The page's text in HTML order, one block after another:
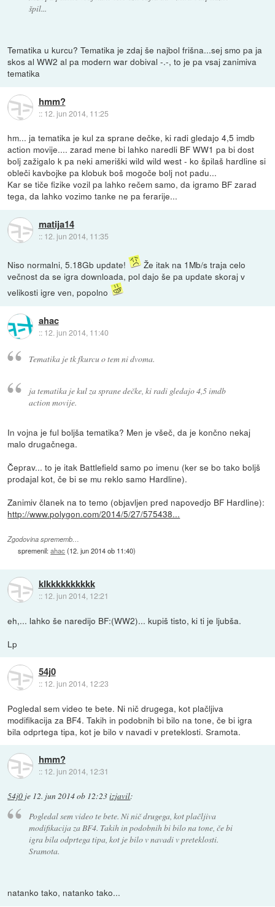
špil...
Tematika u kurcu? Tematika je zdaj še najbol frišna...sej smo pa ja
skos al WW2 al pa modern war dobival -.-, to je pa vsaj zanimiva
tematika
hmm?
:: 12. jun 2014, 11:25
hm... ja tematika je kul za sprane dečke, ki radi gledajo 4,5 imdb
action movije.... zarad mene bi lahko naredli BF WW1 pa bi dost
bolj zažigalo k pa neki ameriški wild wild west - ko špilaš hardline si
obleči kavbojke pa klobuk boš mogoče bolj not padu...
Kar se tiče fizike vozil pa lahko rečem samo, da igramo BF zarad
tega, da lahko vozimo tanke ne pa ferarije...
matija14
:: 12. jun 2014, 11:35
Niso normalni, 5.18Gb update!
Že itak na 1Mb/s traja celo
večnost da se igra downloada, pol dajo še pa update skoraj v
velikosti igre ven, popolno
ahac
:: 12. jun 2014, 11:40
Tematika je tk fkurcu o tem ni dvoma.
ja tematika je kul za sprane dečke, ki radi gledajo 4,5 imdb
action movije.
In vojna je ful boljša tematika? Men je všeč, da je končno nekaj
malo drugačnega.
Čeprav... to je itak Battlefield samo po imenu (ker se bo tako boljš
prodajal kot, če bi se mu reklo samo Hardline).
Zanimiv članek na to temo (objavljen pred napovedjo BF Hardline):
http://www.polygon.com/2014/5/27/575438...
Zgodovina sprememb…
spremenil:ahac (12. jun 2014 ob 11:40)
klkkkkkkkkkk
:: 12. jun 2014, 12:21
eh,... lahko še naredijo BF:(WW2)... kupiš tisto, ki ti je ljubša.
Lp
54j0
:: 12. jun 2014, 12:23
Pogledal sem video te bete. Ni nič drugega, kot plačljiva
modifikacija za BF4. Takih in podobnih bi bilo na tone, če bi igra
bila odprtega tipa, kot je bilo v navadi v preteklosti. Sramota.
hmm?
:: 12. jun 2014, 12:31
54j0 je 12. jun 2014 ob 12:23izjavil:
Pogledal sem video te bete. Ni nič drugega, kot plačljiva
modifikacija za BF4. Takih in podobnih bi bilo na tone, če bi
igra bila odprtega tipa, kot je bilo v navadi v preteklosti.
Sramota.
natanko tako, natanko tako...